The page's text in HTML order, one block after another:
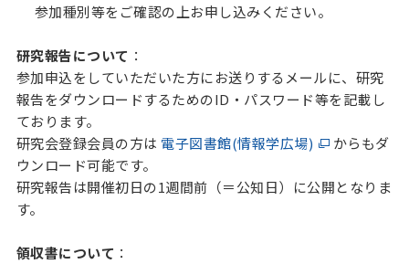
参加種別等をご確認の上お申し込みください。
研究報告について ：
参加申込をしていただいた方にお送りするメールに、研究
報告をダウンロードするためのID・パスワード等を記載し
ております。
研究会登録会員の方は 電子図書館(情報学広場)
からもダ
ウンロード可能です。
研究報告は開催初日の1週間前（＝公知日）に公開となりま
す。
領収書について ：